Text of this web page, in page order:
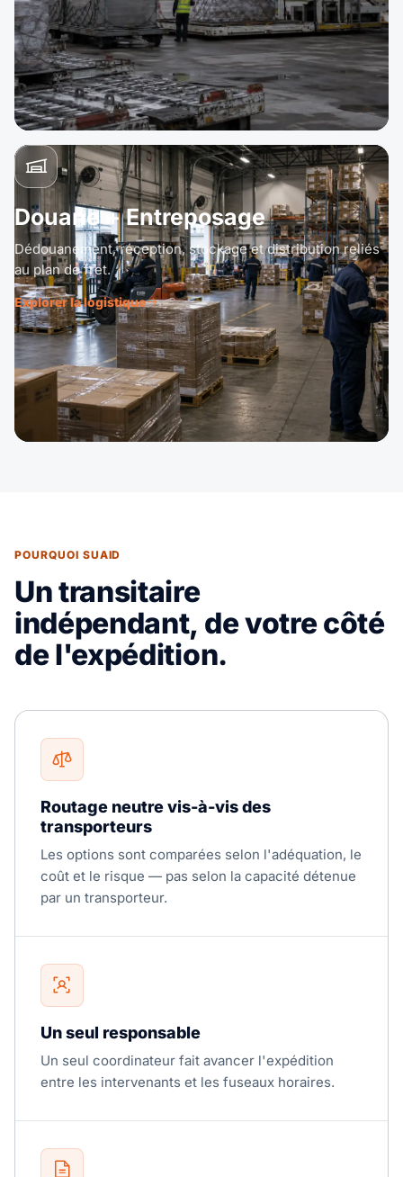
Douane + Entreposage
Dédouanement, réception, stockage et distribution reliés
au plan de fret.
Explorer la logistique
POURQUOI SUAID
Un transitaire
indépendant, de votre côté
de l'expédition.
Routage neutre vis-à-vis des
transporteurs
Les options sont comparées selon l'adéquation, le
coût et le risque — pas selon la capacité détenue
par un transporteur.
Un seul responsable
Un seul coordinateur fait avancer l'expédition
entre les intervenants et les fuseaux horaires.